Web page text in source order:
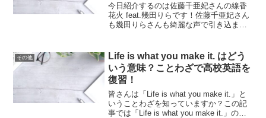
今日紹介するのは佐藤千亜妃さんの線香
花火 feat.幾田りらです！佐藤千亜妃さん
も幾田りらさんも綺麗な声で引き込まれ
な時に聴きたいですか？コメント欄でぜ
ひ教えてください...
その他
Life is what you make it. はどう
いう意味？ことわざで高校英語を
復習！
皆さんは「Life is what you make it.」と
いうことわざを知っていますか？この記
事では「Life is what you make it.」の意